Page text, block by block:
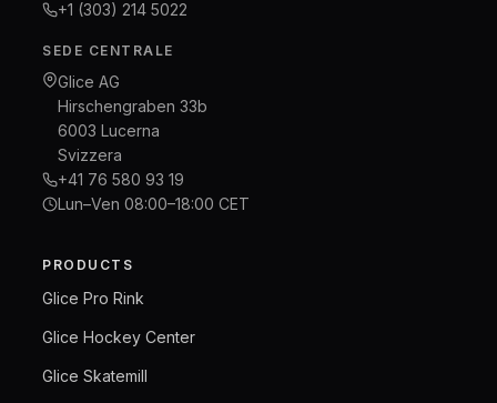
+1 (303) 214 5022
SEDE CENTRALE
Glice AG
Hirschengraben 33b
6003 Lucerna
Svizzera
+41 76 580 93 19
Lun–Ven 08:00–18:00 CET
PRODUCTS
Glice Pro Rink
Glice Hockey Center
Glice Skatemill